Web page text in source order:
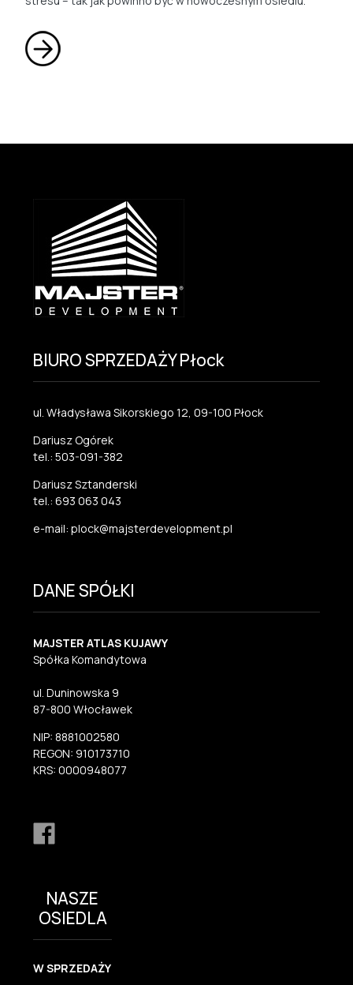
BIURO SPRZEDAŻY Płock
ul. Władysława Sikorskiego 12, 09-100 Płock
Dariusz Ogórek
tel.: 503-091-382
Dariusz Sztanderski
tel.: 693 063 043
e-mail: plock@majsterdevelopment.pl
DANE SPÓŁKI
MAJSTER ATLAS KUJAWY
Spółka Komandytowa
ul. Duninowska 9
87-800 Włocławek
NIP: 8881002580
REGON: 910173710
KRS: 0000948077
NASZE
OSIEDLA
W SPRZEDAŻY